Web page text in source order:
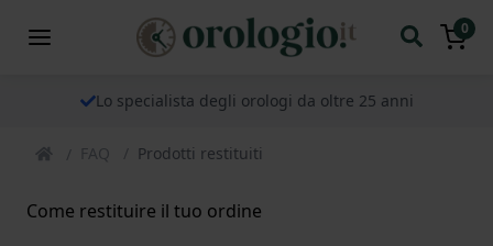
0
Lo specialista degli orologi da oltre 25 anni
FAQ Prodotti restituiti
Come restituire il tuo ordine